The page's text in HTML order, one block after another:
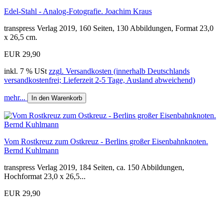
Edel-Stahl - Analog-Fotografie. Joachim Kraus
transpress Verlag 2019, 160 Seiten, 130 Abbildungen, Format 23,0
x 26,5 cm.
EUR 29,90
inkl. 7 % USt zzgl. Versandkosten (innerhalb Deutschlands
versandkostenfrei; Lieferzeit 2-5 Tage, Ausland abweichend)
mehr... In den Warenkorb
Vom Rostkreuz zum Ostkreuz - Berlins großer Eisenbahnknoten.
Bernd Kuhlmann
transpress Verlag 2019, 184 Seiten, ca. 150 Abbildungen,
Hochformat 23,0 x 26,5...
EUR 29,90